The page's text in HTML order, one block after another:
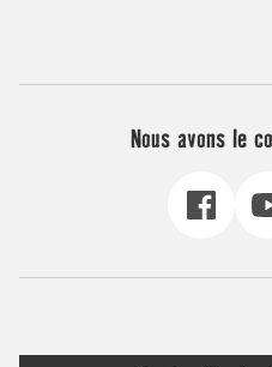
Nous avons le